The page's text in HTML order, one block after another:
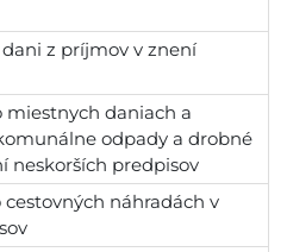
dani z príjmov v znení
miestnych daniach a
odpady a drobné
neskorších predpisov
cestovných náhradách v